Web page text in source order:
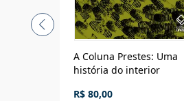
A Coluna Prestes: Uma
história do interior
R$ 80,00